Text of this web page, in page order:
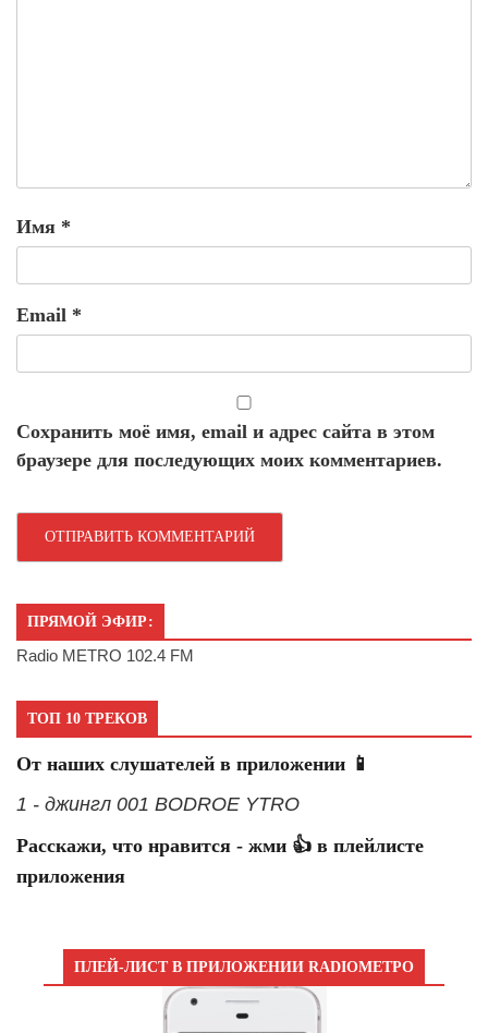
Имя *
Email *
Сохранить моё имя, email и адрес сайта в этом
браузере для последующих моих комментариев.
ПРЯМОЙ ЭФИР:
Radio METRO 102.4 FM
ТОП 10 ТРЕКОВ
От наших слушателей в приложении 📱
1 - джингл 001 BODROE YTRO
Расскажи, что нравится - жми 👍 в плейлисте
приложения
ПЛЕЙ-ЛИСТ В ПРИЛОЖЕНИИ RADIOМЕТРО